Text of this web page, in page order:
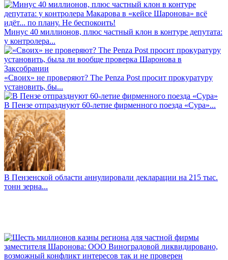
Минус 40 миллионов, плюс частный клон в контуре депутата:
у контролера...
«Своих» не проверяют? The Penza Post просит прокуратуру
установить, бы...
В Пензе отпразднуют 60-летие фирменного поезда «Сура»...
В Пензенской области аннулировали декларации на 215 тыс.
тонн зерна...